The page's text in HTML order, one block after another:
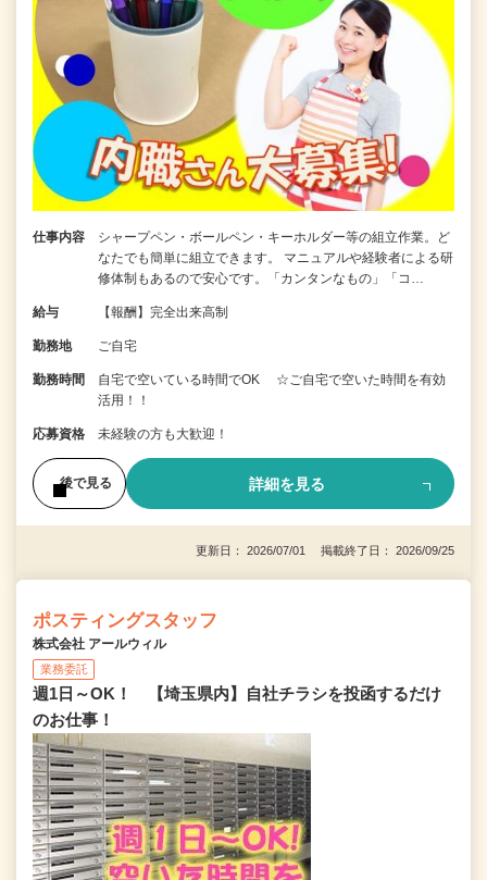
仕事内容
シャープペン・ボールペン・キーホルダー等の組立作業。ど
なたでも簡単に組立できます。 マニュアルや経験者による研
修体制もあるので安心です。「カンタンなもの」「コ…
給与 【報酬】完全出来高制
勤務地 ご自宅
勤務時間
自宅で空いている時間でOK ☆ご自宅で空いた時間を有効
活用！！
応募資格 未経験の方も大歓迎！
後で見る 詳細を見る
更新日： 2026/07/01 掲載終了日： 2026/09/25
ポスティングスタッフ
株式会社 アールウィル
業務委託
週1日～OK！ 【埼玉県内】自社チラシを投函するだけ
のお仕事！